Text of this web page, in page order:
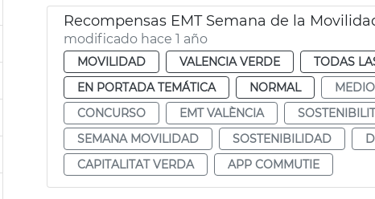
Recompensas EMT Semana de la
modificado hace 1 año
MOVILIDAD VALENCIA VERDE TODAS
EN PORTADA TEMÁTICA
NORMAL
CONCURSO
EMT VALÈNCIA
SEMANA MOVILIDAD
SOSTENIBILIDAD
CAPITALITAT VERDA
APP COMMUTIE